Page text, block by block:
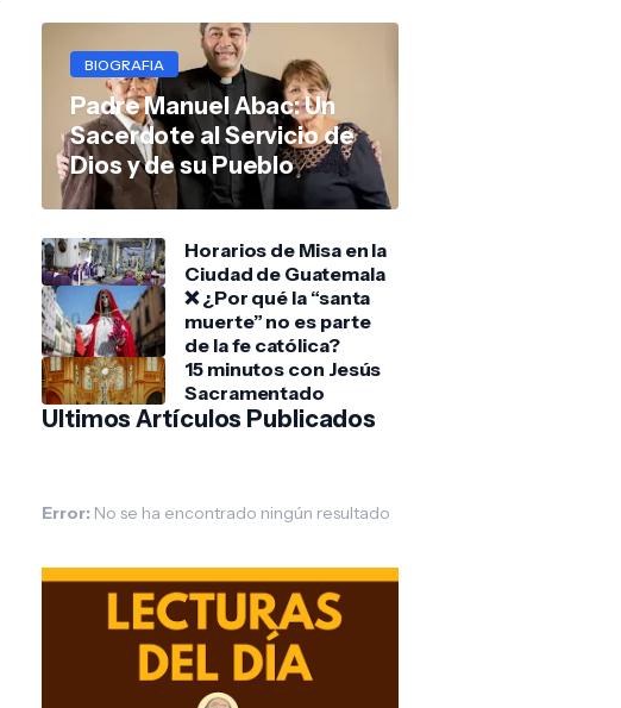
BIOGRAFIA
Padre Manuel Abac: Un
Sacerdote al Servicio de
Dios y de su Pueblo
Horarios de Misa en la
Ciudad de Guatemala
❌ ¿Por qué la “santa
muerte” no es parte
de la fe católica?
15 minutos con Jesús
Sacramentado
Ultimos Artículos Publicados
Error: No se ha encontrado ningún resultado